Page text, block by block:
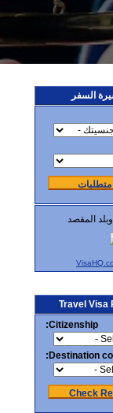
السفر
متطلبات
المقصد
Travel Visa
Citizenship:
Destination
Check